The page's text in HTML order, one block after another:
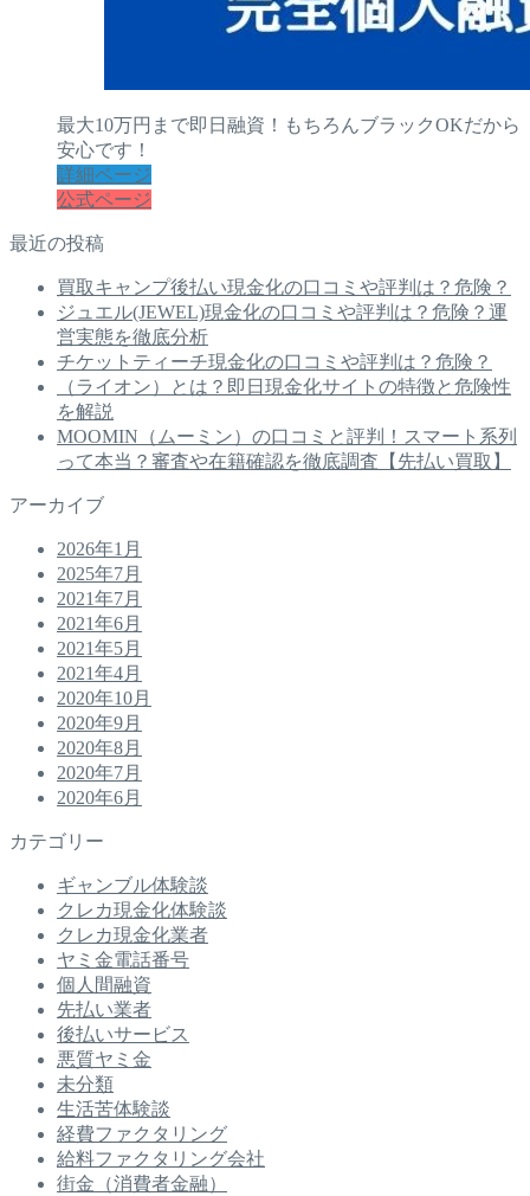
最大10万円まで即日融資！もちろんブラックOKだから
安心です！
詳細ページ
公式ページ
最近の投稿
買取キャンプ後払い現金化の口コミや評判は？危険？
ジュエル(JEWEL)現金化の口コミや評判は？危険？運
営実態を徹底分析
チケットティーチ現金化の口コミや評判は？危険？
（ライオン）とは？即日現金化サイトの特徴と危険性
を解説
MOOMIN（ムーミン）の口コミと評判！スマート系列
って本当？審査や在籍確認を徹底調査【先払い買取】
アーカイブ
2026年1月
2025年7月
2021年7月
2021年6月
2021年5月
2021年4月
2020年10月
2020年9月
2020年8月
2020年7月
2020年6月
カテゴリー
ギャンブル体験談
クレカ現金化体験談
クレカ現金化業者
ヤミ金電話番号
個人間融資
先払い業者
後払いサービス
悪質ヤミ金
未分類
生活苦体験談
経費ファクタリング
給料ファクタリング会社
街金（消費者金融）